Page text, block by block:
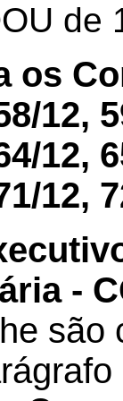
de
os
12,
12,
12,
-
são